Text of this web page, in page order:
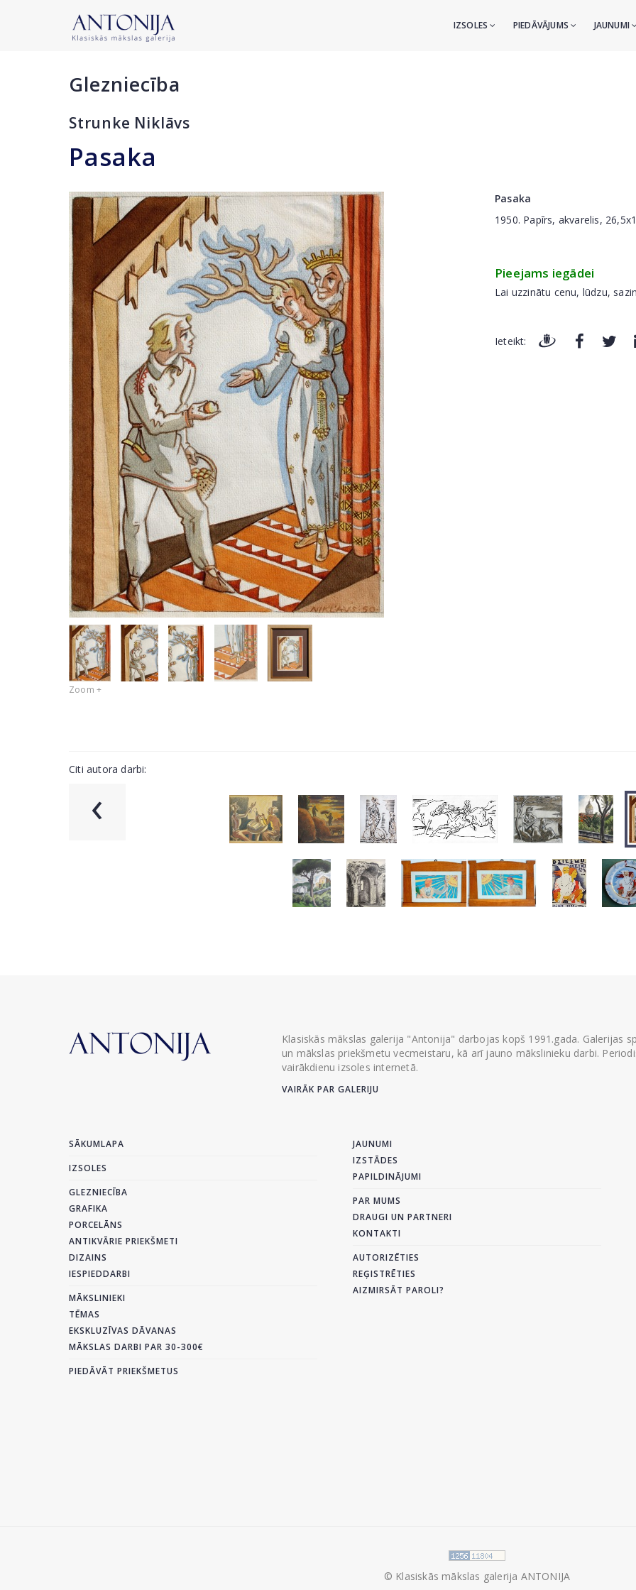
IZSOLES PIEDĀVĀJUMS JAUNUMI
Glezniecība
Strunke Niklāvs
Pasaka
Zoom +
Pasaka
1950. Papīrs, akvarelis,
Pieejams iegādei
Lai uzzinātu cenu, lūdzu,
Ieteikt:
Citi autora darbi:
‹
Klasiskās mākslas galerija "Antonija" darbojas kopš 1991.gada. Galerijas
un mākslas priekšmetu vecmeistaru, kā arī jauno mākslinieku darbi.
vairākdienu izsoles internetā.
VAIRĀK PAR GALERIJU
SĀKUMLAPA
IZSOLES
GLEZNIECĪBA
GRAFIKA
PORCELĀNS
ANTIKVĀRIE PRIEKŠMETI
DIZAINS
IESPIEDDARBI
MĀKSLINIEKI
TĒMAS
EKSKLUZĪVAS DĀVANAS
MĀKSLAS DARBI PAR 30-300€
PIEDĀVĀT PRIEKŠMETUS
JAUNUMI
IZSTĀDES
PAPILDINĀJUMI
PAR MUMS
DRAUGI UN PARTNERI
KONTAKTI
AUTORIZĒTIES
REĢISTRĒTIES
AIZMIRSĀT PAROLI?
© Klasiskās mākslas galerija ANTONIJA